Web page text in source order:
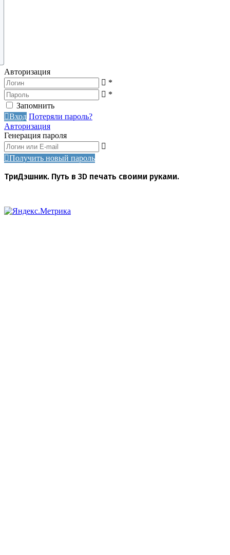
Авторизация
*
*
Запомнить
Вход Потеряли пароль?
Авторизация
Генерация пароля
Получить новый пароль
ТриДэшник. Путь в 3D печать своими руками.